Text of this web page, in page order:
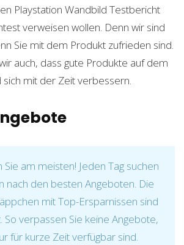
Playstation Wandbild Testbericht
verweisen wollen. Denn wir sind
Sie mit dem Produkt zufrieden sind.
auch, dass gute Produkte auf dem
mit der Zeit verbessern.
Sie am meisten! Jeden Tag suchen
nach den besten Angeboten. Die
mit Top-Ersparnissen sind
So verpassen Sie keine Angebote,
für kurze Zeit verfügbar sind.